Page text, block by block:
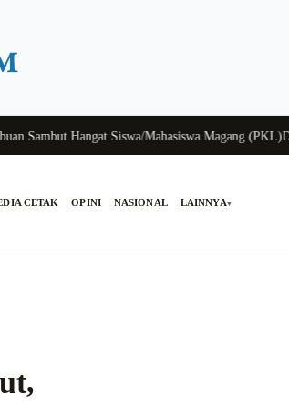
Hangat Siswa/Mahasiswa Magang (PKL)DPRD
CETAK OPINI NASIONAL LAINNYA▾